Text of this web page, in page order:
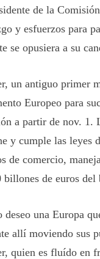
de la
y esfuerzos para
se opusiera a su
un antiguo primer
Europeo para
a partir de nov. 1.
y cumple las leyes
de comercio,
billones de euros
deseo una Europa
allí moviendo sus
quien es fluído en